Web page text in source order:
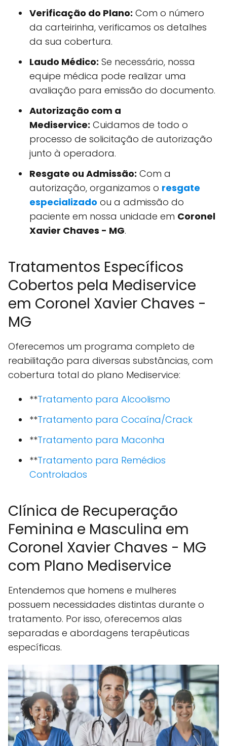
Verificação do Plano: Com o número
da carteirinha, verificamos os detalhes
da sua cobertura.
Laudo Médico: Se necessário, nossa
equipe médica pode realizar uma
avaliação para emissão do documento.
Autorização com a
Mediservice: Cuidamos de todo o
processo de solicitação de autorização
junto à operadora.
Resgate ou Admissão: Com a
autorização, organizamos o resgate
especializado ou a admissão do
paciente em nossa unidade em Coronel
Xavier Chaves - MG.
Tratamentos Específicos
Cobertos pela Mediservice
em Coronel Xavier Chaves -
MG
Oferecemos um programa completo de
reabilitação para diversas substâncias, com
cobertura total do plano Mediservice:
**Tratamento para Alcoolismo
**Tratamento para Cocaína/Crack
**Tratamento para Maconha
**Tratamento para Remédios
Controlados
Clínica de Recuperação
Feminina e Masculina em
Coronel Xavier Chaves - MG
com Plano Mediservice
Entendemos que homens e mulheres
possuem necessidades distintas durante o
tratamento. Por isso, oferecemos alas
separadas e abordagens terapêuticas
específicas.